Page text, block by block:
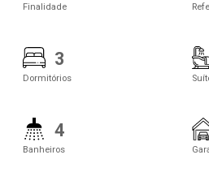
Finalidade
3
Dormitórios
4
Banheiros